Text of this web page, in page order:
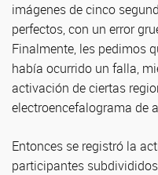
imágenes de cinco
perfectos, con un error
Finalmente, les pedimos
había ocurrido un falla,
activación de ciertas
electroencefalograma de
Entonces se registró la
participantes